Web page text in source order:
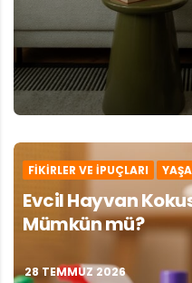
FIKIRLER VE İPUÇLARI
Evcil Hayvan
Mümkün mü?
28 TEMMUZ 2026